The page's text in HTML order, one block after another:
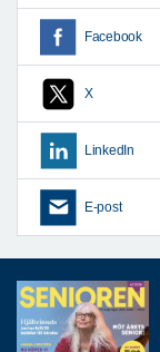
Facebook
X
LinkedIn
E-post